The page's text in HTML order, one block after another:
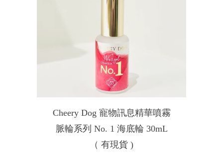
Cheery Dog 寵物訊息精華噴霧
脈輪系列 No. 1 海底輪 30mL
（ 有現貨 )